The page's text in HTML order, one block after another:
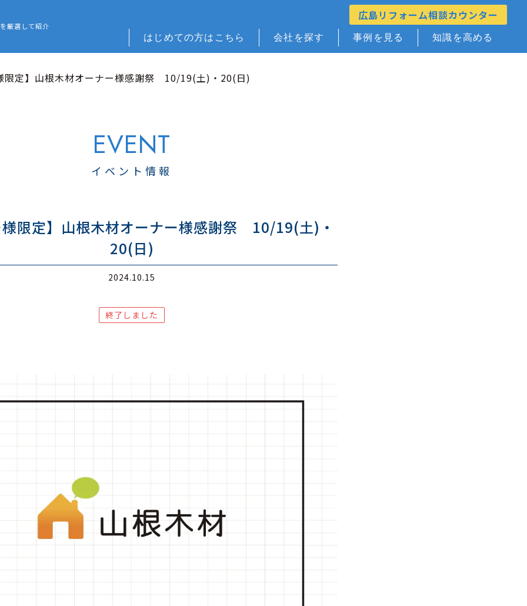
厳選して紹介
はじめての方はこちら 会社を探す 事例を見る 知識を高める
広島リフォーム相談カウンター
限定】山根木材オーナー様感謝祭 10/19(土)・20(日)
イベント情報
限定】山根木材オーナー様感謝祭 10/19(土)・
20(日)
2024.10.15
終了しました